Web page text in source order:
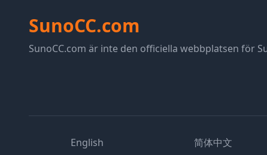
SunoCC.com
SunoCC.com är inte den officiella webbplatsen för
English 简体中文